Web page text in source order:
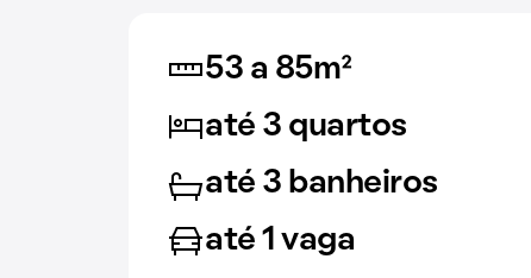
53 a 85m²
até 3 quartos
até 3 banheiros
até 1 vaga